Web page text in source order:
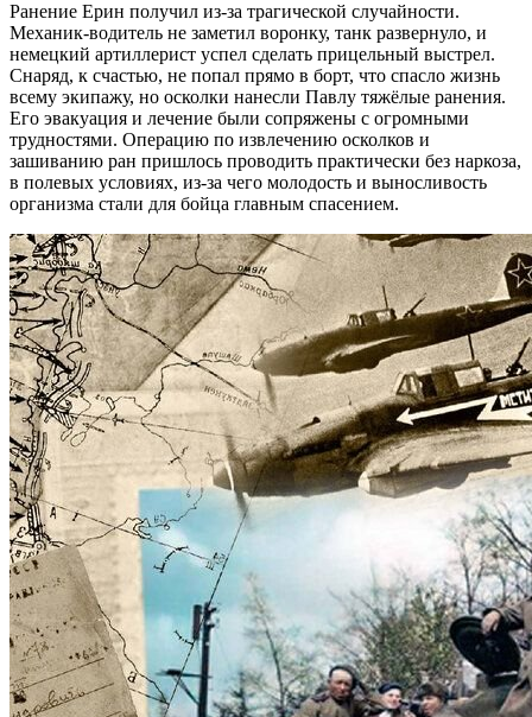
Ранение Ерин получил из-за трагической случайности.
Механик-водитель не заметил воронку, танк развернуло, и
немецкий артиллерист успел сделать прицельный выстрел.
Снаряд, к счастью, не попал прямо в борт, что спасло жизнь
всему экипажу, но осколки нанесли Павлу тяжёлые ранения.
Его эвакуация и лечение были сопряжены с огромными
трудностями. Операцию по извлечению осколков и
зашиванию ран пришлось проводить практически без наркоза,
в полевых условиях, из-за чего молодость и выносливость
организма стали для бойца главным спасением.